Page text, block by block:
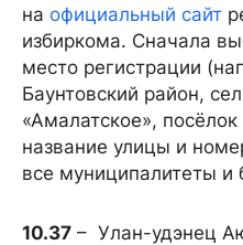
на официальный сайт
избиркома. Сначала
место регистрации
Баунтовский район,
«Амалатское»,
название улицы и
все муниципалитеты и
10.37 – Улан-удэнец